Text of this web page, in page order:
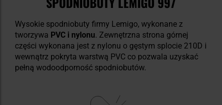
Wysokie spodniobuty firmy Lemigo, wykonane z
tworzywa PVC i nylonu. Zewnętrzna strona górnej
części wykonana jest z nylonu o gęstym splocie 210D i
wewnątrz pokryta warstwą PVC co pozwala uzyskać
pełną wodoodporność spodniobutów.